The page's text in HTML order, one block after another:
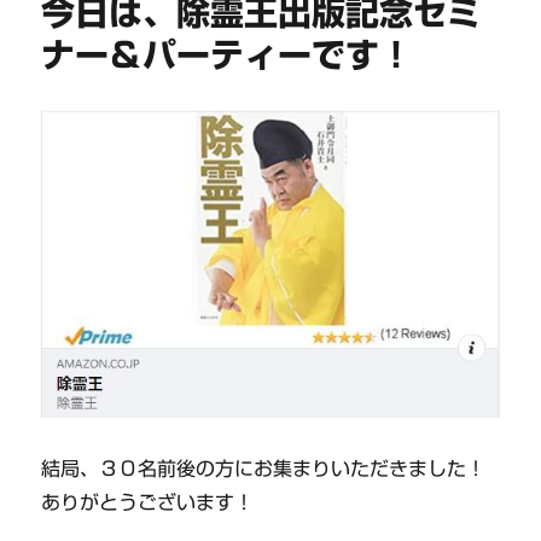
今日は、除霊王出版記念セミ
ナー＆パーティーです！
結局、３０名前後の方にお集まりいただきました！
ありがとうございます！